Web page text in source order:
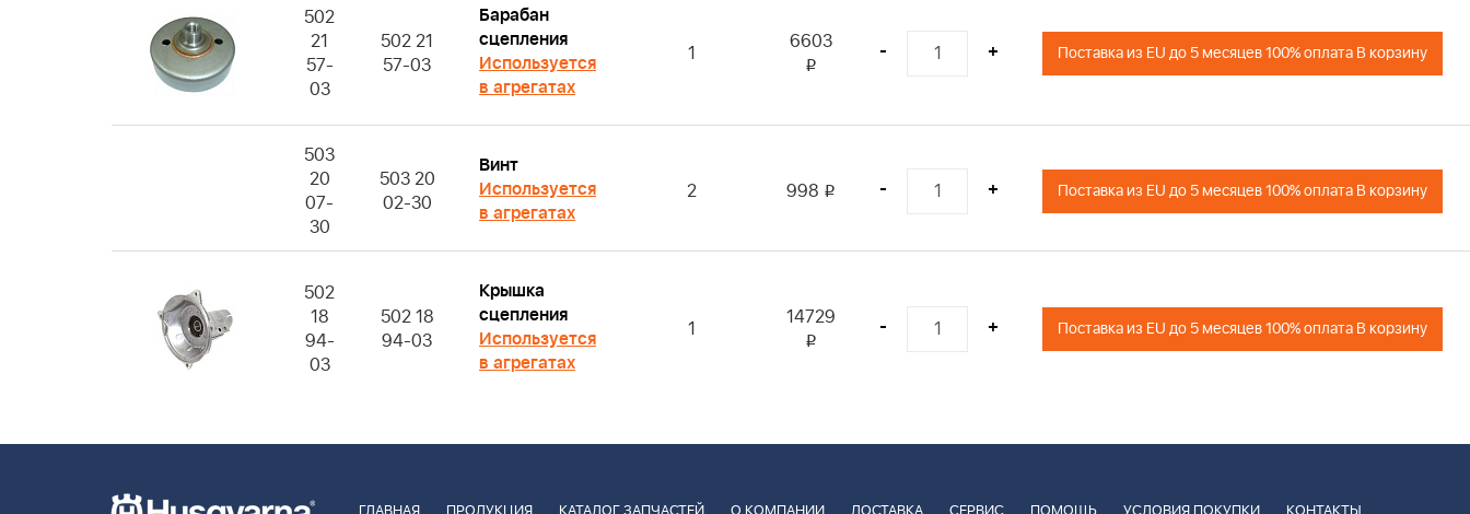
502
21
57-
03
502 21
57-03
Барабан
сцепления
Используется
в агрегатах
1 6603
i
- + Поставка из EU до 5 месяцев 100% оплата В корзину
503
20
07-
30
503 20
02-30
Винт
Используется
в агрегатах
2 998 i - + Поставка из EU до 5 месяцев 100% оплата В корзину
502
18
94-
03
502 18
94-03
Крышка
сцепления
Используется
в агрегатах
1 14729
i
- + Поставка из EU до 5 месяцев 100% оплата В корзину